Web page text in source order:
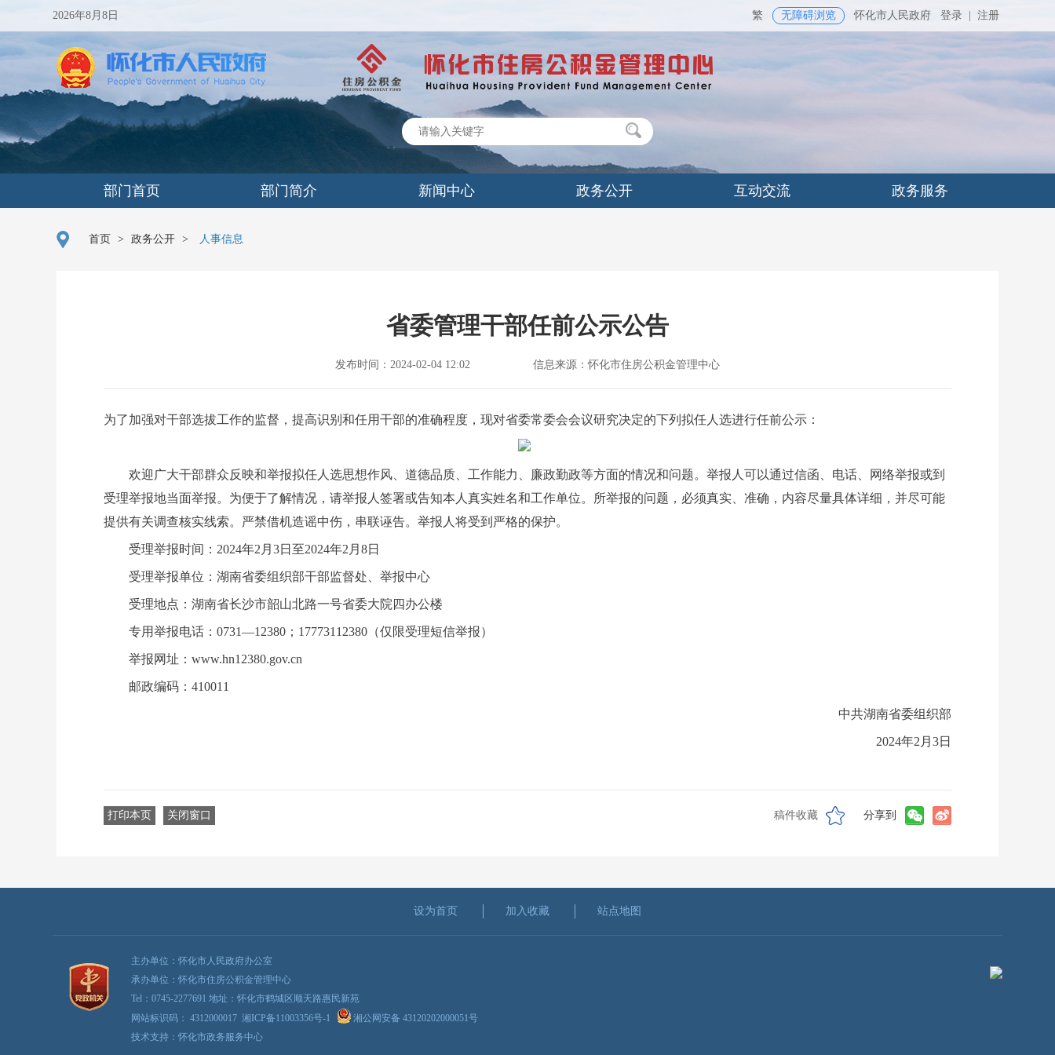
2026年8月8日 繁 无障碍浏览 怀化市人民政府 登录 注册
部门首页 部门简介 新闻中心 政务公开 互动交流 政务服务
首页 > 政务公开 > 人事信息
省委管理干部任前公示公告
发布时间：2024-02-04 12:02 信息来源：怀化市住房公积金管理中心
为了加强对干部选拔工作的监督，提高识别和任用干部的准确程度，现对省委常委会会议研究决定的下列拟任人选进行任前公示：
欢迎广大干部群众反映和举报拟任人选思想作风、道德品质、工作能力、廉政勤政等方面的情况和问题。举报人可以通过信函、电话、网络举报或到
受理举报地当面举报。为便于了解情况，请举报人签署或告知本人真实姓名和工作单位。所举报的问题，必须真实、准确，内容尽量具体详细，并尽可能
提供有关调查核实线索。严禁借机造谣中伤，串联诬告。举报人将受到严格的保护。
受理举报时间：2024年2月3日至2024年2月8日
受理举报单位：湖南省委组织部干部监督处、举报中心
受理地点：湖南省长沙市韶山北路一号省委大院四办公楼
专用举报电话：0731—12380；17773112380（仅限受理短信举报）
举报网址：www.hn12380.gov.cn
邮政编码：410011
中共湖南省委组织部
2024年2月3日
打印本页 关闭窗口 稿件收藏 分享到
设为首页 加入收藏 站点地图
主办单位：怀化市人民政府办公室
承办单位：怀化市住房公积金管理中心
Tel：0745-2277691 地址：怀化市鹤城区顺天路惠民新苑
网站标识码： 4312000017湘ICP备11003356号-1
湘公网安备 43120202000051号
技术支持：怀化市政务服务中心